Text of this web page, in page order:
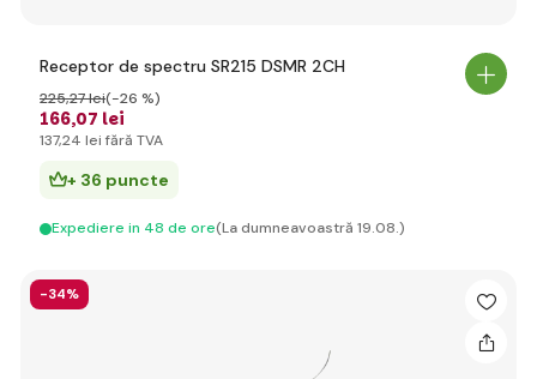
Receptor de spectru SR215 DSMR 2CH
166,07 lei
225,27 lei(-26 %)
137,24 lei fără TVA
+ 36 puncte
Expediere in 48 de ore(La dumneavoastră 19.08.)
-34%